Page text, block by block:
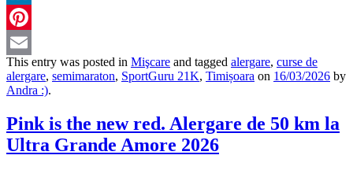
LinkedIn
Pinterest
Email
This entry was posted in Mişcare and tagged alergare, curse de
alergare, semimaraton, SportGuru 21K, Timișoara on 16/03/2026 by
Andra :).
Pink is the new red. Alergare de 50 km la
Ultra Grande Amore 2026